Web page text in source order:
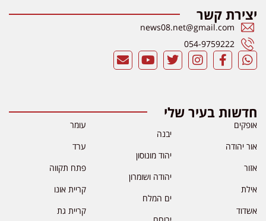
יצירת קשר
news08.net@gmail.com
054-9759222
חדשות בעיר שלי
אופקים
אור יהודה
אזור
אילת
אשדוד
יבנה
יהוד מונוסון
יהודה ושומרון
ים המלח
עומר
ערד
פתח תקווה
קריית אונו
קריית גת